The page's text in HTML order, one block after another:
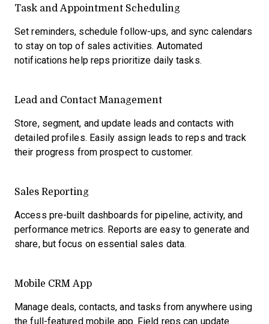
Task and Appointment Scheduling
Set reminders, schedule follow-ups, and sync calendars
to stay on top of sales activities. Automated
notifications help reps prioritize daily tasks.
Lead and Contact Management
Store, segment, and update leads and contacts with
detailed profiles. Easily assign leads to reps and track
their progress from prospect to customer.
Sales Reporting
Access pre-built dashboards for pipeline, activity, and
performance metrics. Reports are easy to generate and
share, but focus on essential sales data.
Mobile CRM App
Manage deals, contacts, and tasks from anywhere using
the full-featured mobile app. Field reps can update